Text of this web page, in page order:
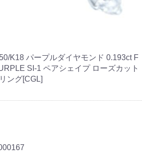
K18 パープルダイヤモンド 0.193ct F
SI-1 ペアシェイプ ローズカット
ング[CGL]